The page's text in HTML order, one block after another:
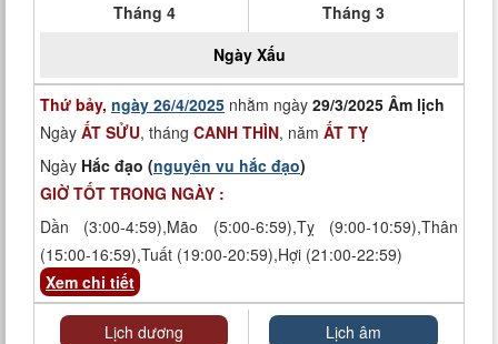
Tháng 4
Tháng 3
Ngày Xấu
Thứ bảy, ngày 26/4/2025 nhằm ngày 29/3/2025 Âm lịch
Ngày ẤT SỬU, tháng CANH THÌN, năm ẤT TỴ
Ngày Hắc đạo (nguyên vu hắc đạo)
GIỜ TỐT TRONG NGÀY :
Dần (3:00-4:59),Mão (5:00-6:59),Tỵ (9:00-10:59),Thân
(15:00-16:59),Tuất (19:00-20:59),Hợi (21:00-22:59)
Xem chi tiết
Lịch dương Lịch âm